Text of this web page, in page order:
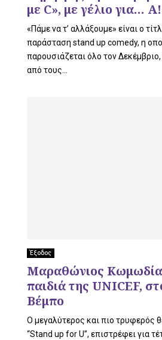
με C», με γέλιο για… Α!
«Πάμε να τ’ αλλάξουμε» είναι ο
παράσταση stand up comedy, η
παρουσιάζεται όλο τον
από τους...
Έξοδος
Μαραθώνιος
παιδιά της UNICEF,
Βέμπο
Ο μεγαλύτερος και πιο τρυφερός
“Stand up for U”, επιστρέφει για